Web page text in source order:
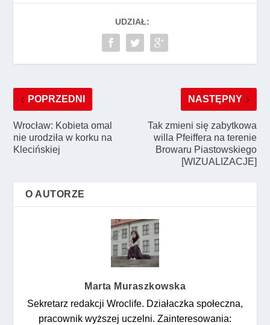
UDZIAŁ:
POPRZEDNI
Wrocław: Kobieta omal
nie urodziła w korku na
Klecińskiej
NASTĘPNY
Tak zmieni się zabytkowa
willa Pfeiffera na terenie
Browaru Piastowskiego
[WIZUALIZACJE]
O AUTORZE
Marta Muraszkowska
Sekretarz redakcji Wroclife. Działaczka społeczna,
pracownik wyższej uczelni. Zainteresowania: